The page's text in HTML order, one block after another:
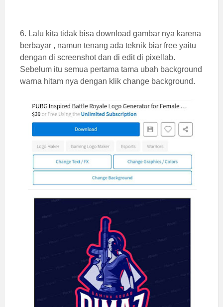
6. Lalu kita tidak bisa download gambar nya karena
berbayar , namun tenang ada teknik biar free yaitu
dengan di screenshot dan di edit di pixellab.
Sebelum itu semua pertama tama ubah background
warna hitam nya dengan klik change background.